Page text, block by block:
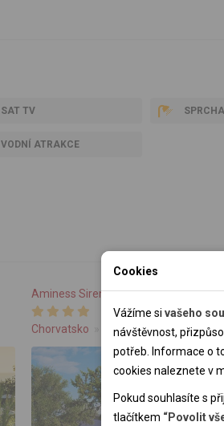
SAT TV
VODNÍ ATRAKCE
Aminess Sirena Campsite
Chorvatsko Istrie Novigrad
Cookies
Vážíme si vašeho
návštěvnost,
potřeb. Informace o
cookies naleznete v
Pokud souhlasíte s
tlačítkem “Povolit
Nutné cookies
tak, že umožní
přístup k
stránka nemůže
Analytické